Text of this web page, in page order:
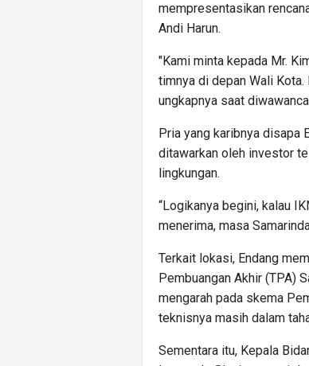
mempresentasikan
Andi Harun.
"Kami minta kepada Mr.
timnya di depan Wali Kota.
ungkapnya saat
Pria yang karibnya disapa
ditawarkan oleh investor
lingkungan.
“Logikanya begini, kalau
menerima, masa
Terkait lokasi, Endang
Pembuangan Akhir (TPA)
mengarah pada skema
teknisnya masih dalam
Sementara itu, Kepala